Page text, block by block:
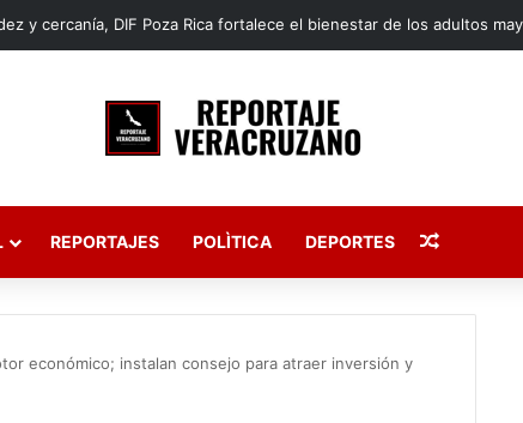
REPORTAJES POLÌTICA DEPORTES
económico; instalan consejo para atraer inversión y